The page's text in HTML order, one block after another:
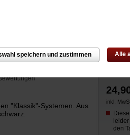
speichern und zustimmen Alle
ohne Löcher
"Klassik"-Systemen. Aus
inkl.
den